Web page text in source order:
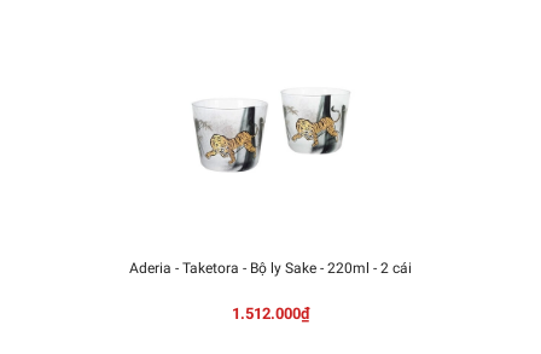
Aderia - Taketora - Bộ ly Sake - 220ml - 2 cái
1.512.000₫